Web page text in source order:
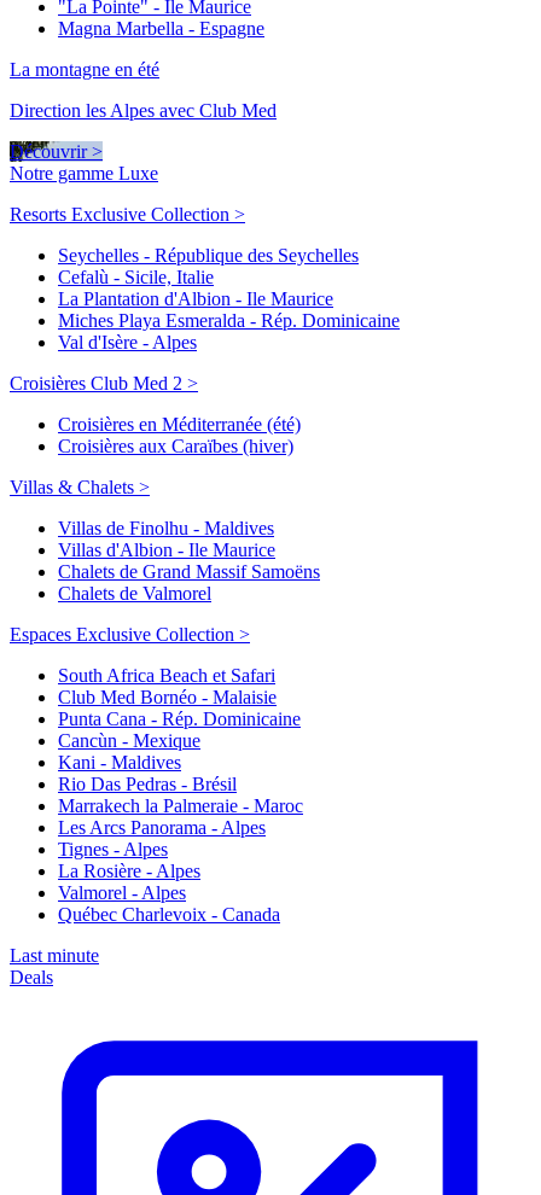
"La Pointe" - Ile Maurice
Magna Marbella - Espagne
La montagne en été
Direction les Alpes avec Club Med
Découvrir >
Notre gamme Luxe
Resorts Exclusive Collection >
Seychelles - République des Seychelles
Cefalù - Sicile, Italie
La Plantation d'Albion - Ile Maurice
Miches Playa Esmeralda - Rép. Dominicaine
Val d'Isère - Alpes
Croisières Club Med 2 >
Croisières en Méditerranée (été)
Croisières aux Caraïbes (hiver)
Villas & Chalets >
Villas de Finolhu - Maldives
Villas d'Albion - Ile Maurice
Chalets de Grand Massif Samoëns
Chalets de Valmorel
Espaces Exclusive Collection >
South Africa Beach et Safari
Club Med Bornéo - Malaisie
Punta Cana - Rép. Dominicaine
Cancùn - Mexique
Kani - Maldives
Rio Das Pedras - Brésil
Marrakech la Palmeraie - Maroc
Les Arcs Panorama - Alpes
Tignes - Alpes
La Rosière - Alpes
Valmorel - Alpes
Québec Charlevoix - Canada
Last minute
Deals